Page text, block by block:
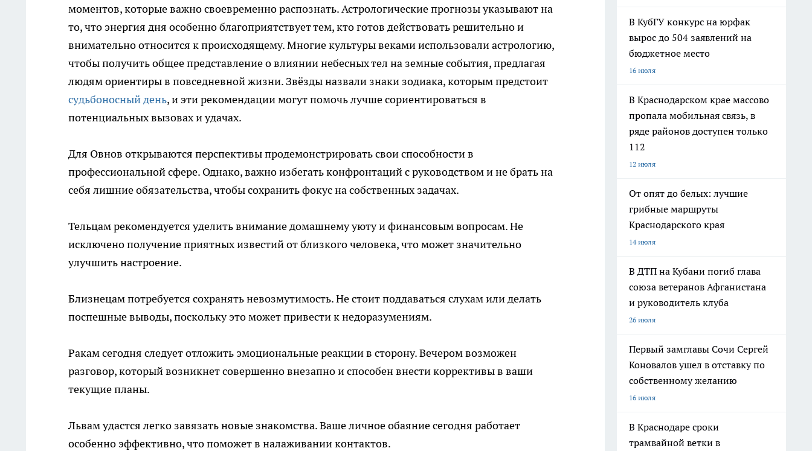
моментов, которые важно своевременно распознать. Астрологические прогнозы указывают на
то, что энергия дня особенно благоприятствует тем, кто готов действовать решительно и
внимательно относится к происходящему. Многие культуры веками использовали астрологию,
чтобы получить общее представление о влиянии небесных тел на земные события, предлагая
людям ориентиры в повседневной жизни. Звёзды назвали знаки зодиака, которым предстоит
судьбоносный день, и эти рекомендации могут помочь лучше сориентироваться в
потенциальных вызовах и удачах.
Для Овнов открываются перспективы продемонстрировать свои способности в
профессиональной сфере. Однако, важно избегать конфронтаций с руководством и не брать на
себя лишние обязательства, чтобы сохранить фокус на собственных задачах.
Тельцам рекомендуется уделить внимание домашнему уюту и финансовым вопросам. Не
исключено получение приятных известий от близкого человека, что может значительно
улучшить настроение.
Близнецам потребуется сохранять невозмутимость. Не стоит поддаваться слухам или делать
поспешные выводы, поскольку это может привести к недоразумениям.
Ракам сегодня следует отложить эмоциональные реакции в сторону. Вечером возможен
разговор, который возникнет совершенно внезапно и способен внести коррективы в ваши
текущие планы.
Львам удастся легко завязать новые знакомства. Ваше личное обаяние сегодня работает
особенно эффективно, что поможет в налаживании контактов.
В КубГУ конкурс на юрфак
вырос до 504 заявлений на
бюджетное место
16 июля
В Краснодарском крае массово
пропала мобильная связь, в
ряде районов доступен только
112
12 июля
От опят до белых: лучшие
грибные маршруты
Краснодарского края
14 июля
В ДТП на Кубани погиб глава
союза ветеранов Афганистана
и руководитель клуба
26 июля
Первый замглавы Сочи Сергей
Коновалов ушел в отставку по
собственному желанию
16 июля
В Краснодаре сроки
трамвайной ветки в